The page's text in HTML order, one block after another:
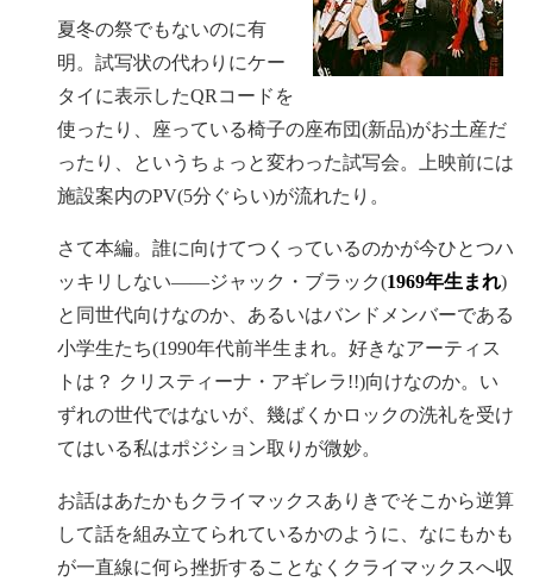
夏冬の祭でもないのに有
明。試写状の代わりにケー
タイに表示したQRコードを
使ったり、座っている椅子の座布団(新品)がお土産だ
ったり、というちょっと変わった試写会。上映前には
施設案内のPV(5分ぐらい)が流れたり。
さて本編。誰に向けてつくっているのかが今ひとつハ
ッキリしない——ジャック・ブラック(1969年生まれ)
と同世代向けなのか、あるいはバンドメンバーである
小学生たち(1990年代前半生まれ。好きなアーティス
トは？ クリスティーナ・アギレラ!!)向けなのか。い
ずれの世代ではないが、幾ばくかロックの洗礼を受け
てはいる私はポジション取りが微妙。
お話はあたかもクライマックスありきでそこから逆算
して話を組み立てられているかのように、なにもかも
が一直線に何ら挫折することなくクライマックスへ収